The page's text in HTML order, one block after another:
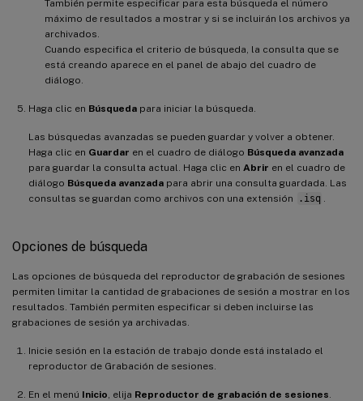
También permite especificar para esta búsqueda el número
máximo de resultados a mostrar y si se incluirán los archivos ya
archivados.
Cuando especifica el criterio de búsqueda, la consulta que se
está creando aparece en el panel de abajo del cuadro de
diálogo.
Haga clic en Búsqueda para iniciar la búsqueda.
Las búsquedas avanzadas se pueden guardar y volver a obtener.
Haga clic en Guardar en el cuadro de diálogo Búsqueda avanzada
para guardar la consulta actual. Haga clic en Abrir en el cuadro de
diálogo Búsqueda avanzada para abrir una consulta guardada. Las
consultas se guardan como archivos con una extensión
.isq
Opciones de búsqueda
Las opciones de búsqueda del reproductor de grabación de sesiones
permiten limitar la cantidad de grabaciones de sesión a mostrar en los
resultados. También permiten especificar si deben incluirse las
grabaciones de sesión ya archivadas.
Inicie sesión en la estación de trabajo donde está instalado el
reproductor de Grabación de sesiones.
En el menú Inicio , elija Reproductor de grabación de sesiones